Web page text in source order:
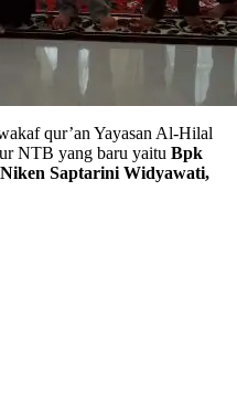
qur’an Yayasan Al-Hilal
NTB yang baru yaitu Bpk
Saptarini Widyawati,